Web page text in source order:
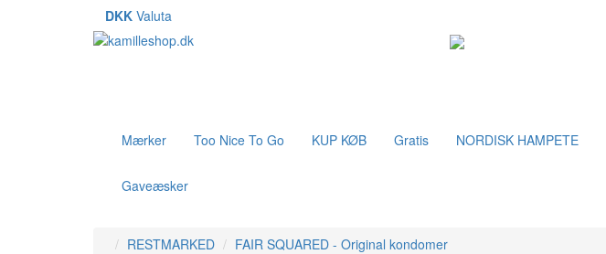
DKK Valuta
Mærker Too Nice To Go KUP KØB Gratis NORDISK HAMPETE
Gaveæsker
RESTMARKED FAIR SQUARED - Original kondomer